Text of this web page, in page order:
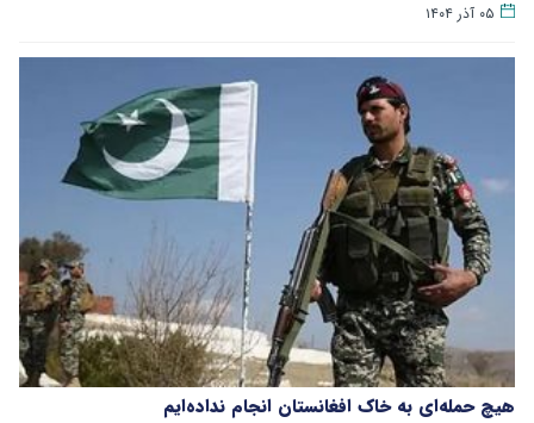
۰۵ آذر ۱۴۰۴
هیچ حمله‌ای به خاک افغانستان انجام نداده‌ایم